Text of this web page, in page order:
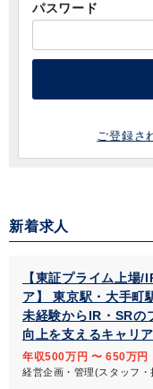
パスワード
ご登録さ
新着求人
【東証プライム上場
ア】 東京駅・大手町
未経験からIR・SRの
向上を支えるキャリア
年収500万円 〜 650万円
経営企画・管理(スタッフ・